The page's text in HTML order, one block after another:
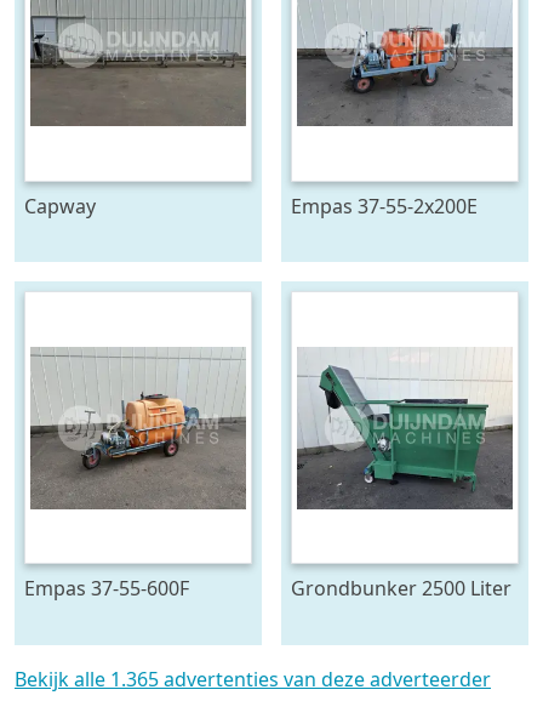
Capway
cm x 65 cm
Empas 37-55-2x200E
geveerde haspel
Empas 37-55-600F
Grondbunker 2500 Liter
Bekijk alle 1.365 advertenties van deze adverteerder